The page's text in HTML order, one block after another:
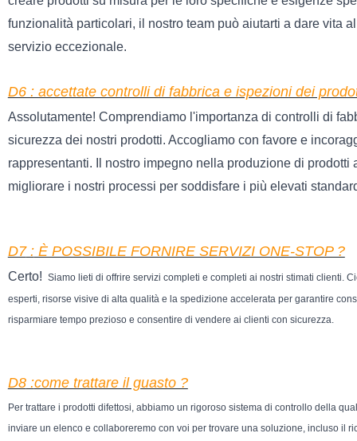
funzionalità particolari, il nostro team può aiutarti a dare vita
servizio eccezionale.
D6 : accettate controlli di fabbrica e ispezioni dei
Assolutamente! Comprendiamo l'importanza di controlli di
sicurezza dei nostri prodotti. Accogliamo con favore e
rappresentanti. Il nostro impegno nella produzione di
migliorare i nostri processi per soddisfare i più elevati
D7:È POSSIBILE FORNIRE SERVIZI ONE-STOP ?
Certo! Siamo lieti di offrire servizi completi e completi ai nostri stimati clienti.
esperti, risorse visive di alta qualità e la spedizione accelerata per garantire
risparmiare tempo prezioso e consentire di vendere ai clienti con sicurezza.
D8:come trattare il guasto ?
Per trattare i prodotti difettosi, abbiamo un rigoroso sistema di controllo della
inviare un elenco e collaboreremo con voi per trovare una soluzione, incluso il